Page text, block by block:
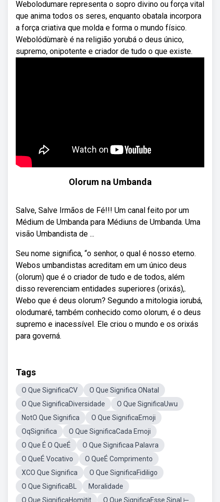
Webolodumare representa o sopro divino ou força vital
que anima todos os seres, enquanto obatala incorpora
a força criativa que molda e forma o mundo físico.
Webolódùmarè é na religião yorubá o deus único,
supremo, onipotente e criador de tudo o que existe.
Olorum na Umbanda
Salve, Salve Irmãos de Fé!!! Um canal feito por um
Médium de Umbanda para Médiuns de Umbanda. Uma
visão Umbandista de ...
Seu nome significa, “o senhor, o qual é nosso eterno.
Webos umbandistas acreditam em um único deus
(olorum) que é o criador de tudo e de todos, além
disso reverenciam entidades superiores (orixás),.
Webo que é deus olorum? Segundo a mitologia iorubá,
olodumaré, também conhecido como olorum, é o deus
supremo e inacessível. Ele criou o mundo e os orixás
para governá.
Tags
O Que SignificaCV
O Que Significa ONatal
O Que SignificaDiversidade
O Que SignificaUwu
NotO Que Significa
O Que SignificaEmoji
OqSignifica
O Que SignificaCada Emoji
O Que É O QueÉ
O Que Significaa Palavra
O QueÉ Vocativo
O QueÉ Comprimento
XCO Que Significa
O Que SignificaFidiligo
O Que SignificaBL
Moralidade
O Que SignificaHomitit
O Que SignificaEsse Sinal ⊢